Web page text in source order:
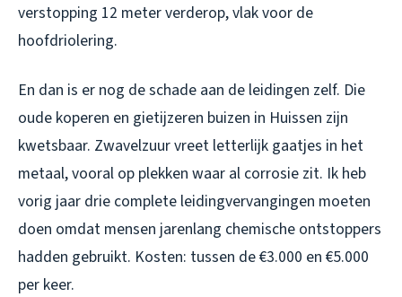
verstopping 12 meter verderop, vlak voor de
hoofdriolering.
En dan is er nog de schade aan de leidingen zelf. Die
oude koperen en gietijzeren buizen in Huissen zijn
kwetsbaar. Zwavelzuur vreet letterlijk gaatjes in het
metaal, vooral op plekken waar al corrosie zit. Ik heb
vorig jaar drie complete leidingvervangingen moeten
doen omdat mensen jarenlang chemische ontstoppers
hadden gebruikt. Kosten: tussen de €3.000 en €5.000
per keer.